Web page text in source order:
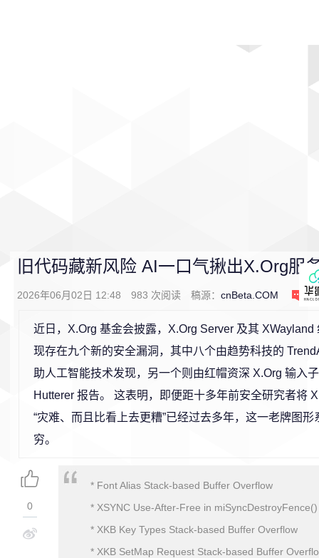
旧代码藏新风险 AI一口气揪出X.Org服
2026年06月02日 12:48 983 次阅读 稿源： cnBeta.COM 0
近日，X.Org 基金会披露，X.Org Server 及其 XWayland
现存在九个新的安全漏洞，其中八个由趋势科技的
助人工智能技术发现，另一个则由红帽资深 X.Org 输入
Hutterer 报告。 这表明，即便距十多年前安全研究者将
“灾难、而且比看上去更糟”已经过去多年，这一老牌图
穷。
* Font Alias Stack-based Buffer Overflow
* XSYNC Use-After-Free in miSyncDestroyFence()
* XKB Key Types Stack-based Buffer Overflow
* XKB SetMap Request Stack-based Buffer
0